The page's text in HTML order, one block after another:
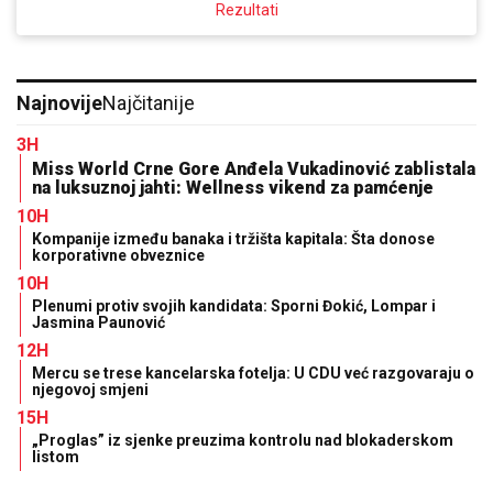
Rezultati
NajnovijeNajčitanije
3H
Miss World Crne Gore Anđela Vukadinović zablistala
na luksuznoj jahti: Wellness vikend za pamćenje
10H
Kompanije između banaka i tržišta kapitala: Šta donose
korporativne obveznice
10H
Plenumi protiv svojih kandidata: Sporni Đokić, Lompar i
Jasmina Paunović
12H
Mercu se trese kancelarska fotelja: U CDU već razgovaraju o
njegovoj smjeni
15H
„Proglas” iz sjenke preuzima kontrolu nad blokaderskom
listom